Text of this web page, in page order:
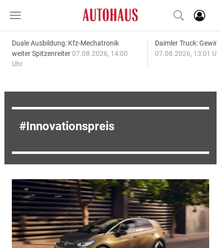
Duale Ausbildung: Kfz-Mechatronik
weiter Spitzenreiter 07.08.2026, 14:00
Uhr
Daimler Truck:
07.08.2026, 13:01
Innovationspreis